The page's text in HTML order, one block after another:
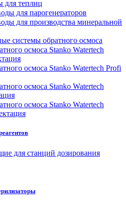
для теплиц
для парогенераторов
для производства минеральной
системы обратного осмоса
осмоса Stanko Watertech
осмоса Stanko Watertech Profi
осмоса Stanko Watertech
осмоса Stanko Watertech
для станций дозирования